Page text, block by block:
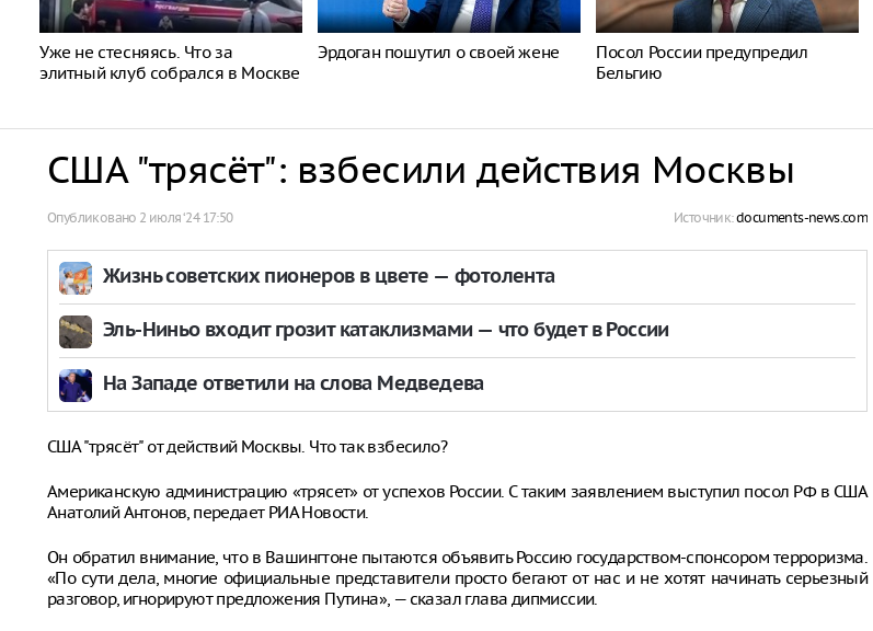
Уже не стесняясь. Что за
элитный клуб собрался в Москве
Эрдоган пошутил о своей жене
Посол России предупредил
Бельгию
США "трясёт": взбесили действия Москвы
Опубликовано 2 июля ‘24 17:50 Источник:documents-news.com
Жизнь советских пионеров в цвете — фотолента
Эль-Ниньо входит грозит катаклизмами — что будет в России
На Западе ответили на слова Медведева
США "трясёт" от действий Москвы. Что так взбесило?
Американскую администрацию «трясет» от успехов России. С таким заявлением выступил посол РФ в США
Анатолий Антонов, передает РИА Новости.
Он обратил внимание, что в Вашингтоне пытаются объявить Россию государством-спонсором терроризма.
«По сути дела, многие официальные представители просто бегают от нас и не хотят начинать серьезный
разговор, игнорируют предложения Путина», — сказал глава дипмиссии.